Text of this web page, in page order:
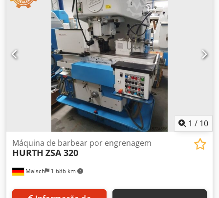
1 / 10
Malsch 1 686 km
Máquina de barbear por engrenagem
HURTH ZSA 320